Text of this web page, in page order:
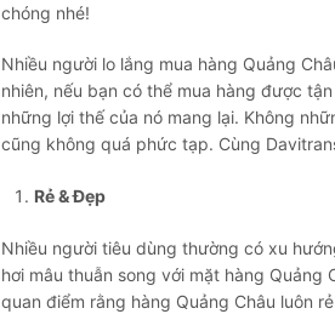
chóng nhé!
Nhiều người lo lắng mua hàng Quảng
nhiên, nếu bạn có thể mua hàng được
những lợi thế của nó mang lại. Không
cũng không quá phức tạp. Cùng
Rẻ & Đẹp
Nhiều người tiêu dùng thường có xu
hơi mâu thuẫn song với mặt hàng
quan điểm rằng hàng Quảng Châu luôn